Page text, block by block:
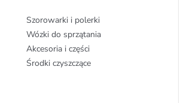
Szorowarki i polerki
Wózki do sprzątania
Akcesoria i części
Środki czyszczące